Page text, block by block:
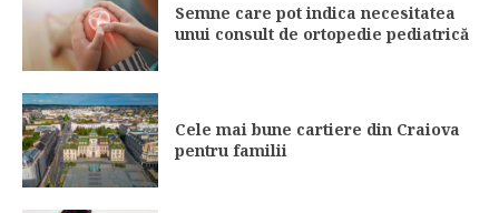
Semne care pot indica necesitatea
unui consult de ortopedie pediatrică
Cele mai bune cartiere din Craiova
pentru familii